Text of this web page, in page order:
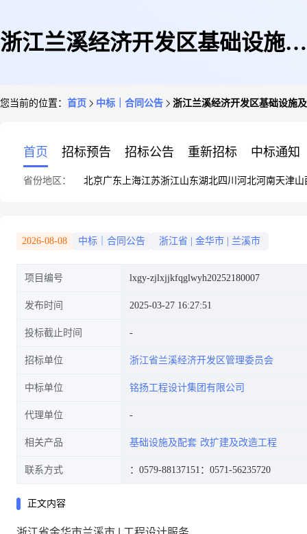
浙江兰溪经济开发区基础设施及
改造工程初步设计合同公告
您当前的位置： 首页 中标｜合同公告 浙江兰溪经济开发区基础设施
首页 招标预告 招标公告 重新招标 中标通知
省份地区： 北京广东 上海江苏浙江山东湖北四川 河北河南天津山
2026-08-08 中标｜合同公告 浙江省 金华市 兰溪市
项目编号 lxgy-zjlxjjkfqglwyh20252180007
发布时间 2025-03-27 16:27:51
投标截止时间
招标单位 浙江省兰溪经济开发区管理委员会
中标单位 铭扬工程设计集团有限公司
代理单位
相关产品 基础设施及配套 改扩建及改造工程
联系方式 ：0579-88137151 ：0571-56235720
正文内容